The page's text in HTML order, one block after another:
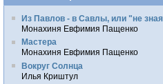
Из Павлов - в Савлы, или "не
Монахиня Евфимия Пащенко
Мастера
Монахиня Евфимия Пащенко
Вокруг Солнца
Илья Криштул